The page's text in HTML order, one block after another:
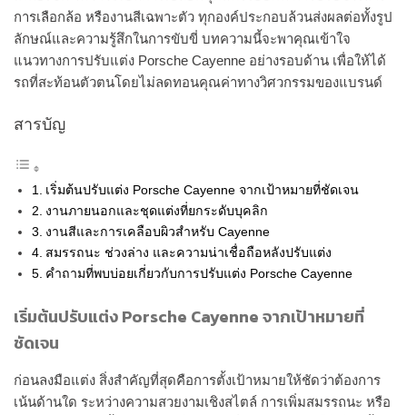
การเลือกล้อ หรืองานสีเฉพาะตัว ทุกองค์ประกอบล้วนส่งผลต่อทั้งรูป
ลักษณ์และความรู้สึกในการขับขี่ บทความนี้จะพาคุณเข้าใจ
แนวทางการปรับแต่ง Porsche Cayenne อย่างรอบด้าน เพื่อให้ได้
รถที่สะท้อนตัวตนโดยไม่ลดทอนคุณค่าทางวิศวกรรมของแบรนด์
สารบัญ
เริ่มต้นปรับแต่ง Porsche Cayenne จากเป้าหมายที่ชัดเจน
งานภายนอกและชุดแต่งที่ยกระดับบุคลิก
งานสีและการเคลือบผิวสำหรับ Cayenne
สมรรถนะ ช่วงล่าง และความน่าเชื่อถือหลังปรับแต่ง
คำถามที่พบบ่อยเกี่ยวกับการปรับแต่ง Porsche Cayenne
เริ่มต้นปรับแต่ง Porsche Cayenne จากเป้าหมายที่
ชัดเจน
ก่อนลงมือแต่ง สิ่งสำคัญที่สุดคือการตั้งเป้าหมายให้ชัดว่าต้องการ
เน้นด้านใด ระหว่างความสวยงามเชิงสไตล์ การเพิ่มสมรรถนะ หรือ